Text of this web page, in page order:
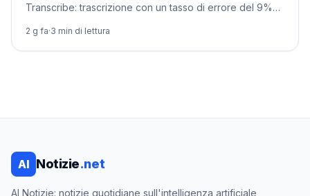
Transcribe: trascrizione con un tasso di errore del 9%
codice pronto.
2 g fa·3 min di lettura
AI Notizie.net
AI Notizie: notizie quotidiane sull'intelligenza artificiale,